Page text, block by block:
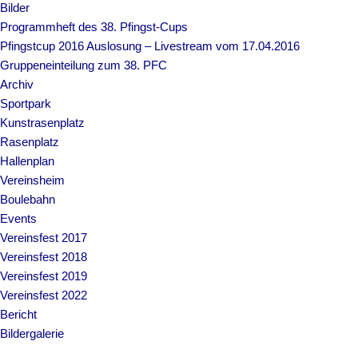
Bilder
Programmheft des 38. Pfingst-Cups
Pfingstcup 2016 Auslosung – Livestream vom 17.04.2016
Gruppeneinteilung zum 38. PFC
Archiv
Sportpark
Kunstrasenplatz
Rasenplatz
Hallenplan
Vereinsheim
Boulebahn
Events
Vereinsfest 2017
Vereinsfest 2018
Vereinsfest 2019
Vereinsfest 2022
Bericht
Bildergalerie